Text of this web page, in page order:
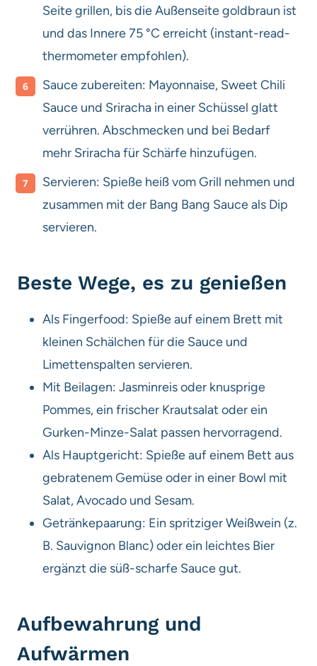
Seite grillen, bis die Außenseite goldbraun ist
und das Innere 75 °C erreicht (instant-read-
thermometer empfohlen).
Sauce zubereiten: Mayonnaise, Sweet Chili
Sauce und Sriracha in einer Schüssel glatt
verrühren. Abschmecken und bei Bedarf
mehr Sriracha für Schärfe hinzufügen.
Servieren: Spieße heiß vom Grill nehmen und
zusammen mit der Bang Bang Sauce als Dip
servieren.
Beste Wege, es zu genießen
Als Fingerfood: Spieße auf einem Brett mit
kleinen Schälchen für die Sauce und
Limettenspalten servieren.
Mit Beilagen: Jasminreis oder knusprige
Pommes, ein frischer Krautsalat oder ein
Gurken-Minze-Salat passen hervorragend.
Als Hauptgericht: Spieße auf einem Bett aus
gebratenem Gemüse oder in einer Bowl mit
Salat, Avocado und Sesam.
Getränkepaarung: Ein spritziger Weißwein (z.
B. Sauvignon Blanc) oder ein leichtes Bier
ergänzt die süß-scharfe Sauce gut.
Aufbewahrung und
Aufwärmen